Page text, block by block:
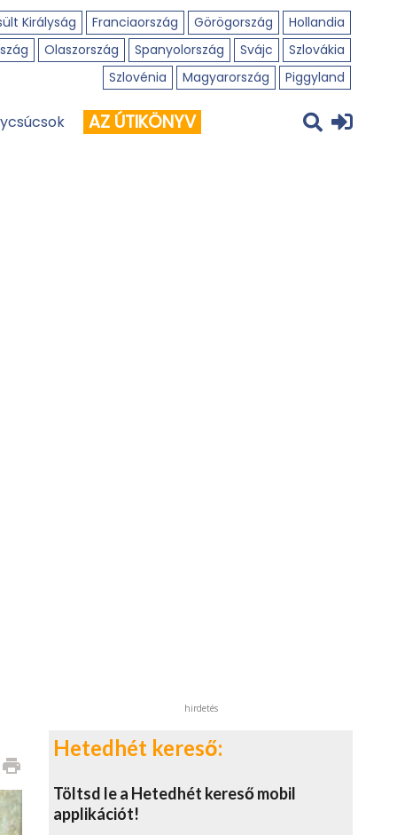
Királyság Franciaország Görögország
Hollandia
Olaszország Spanyolország Svájc
Szlovákia
Szlovénia
Magyarország Piggyland
AZ ÚTIKÖNYV
print
hirdetés
Hetedhét kereső:
Töltsd le a Hetedhét kereső mobil
applikációt!